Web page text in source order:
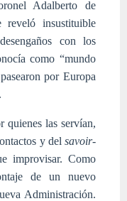
Adalberto de
insustituible
con los
como “mundo
por Europa
quienes las servían,
y del savoir-
improvisar. Como
de un nuevo
Administración.